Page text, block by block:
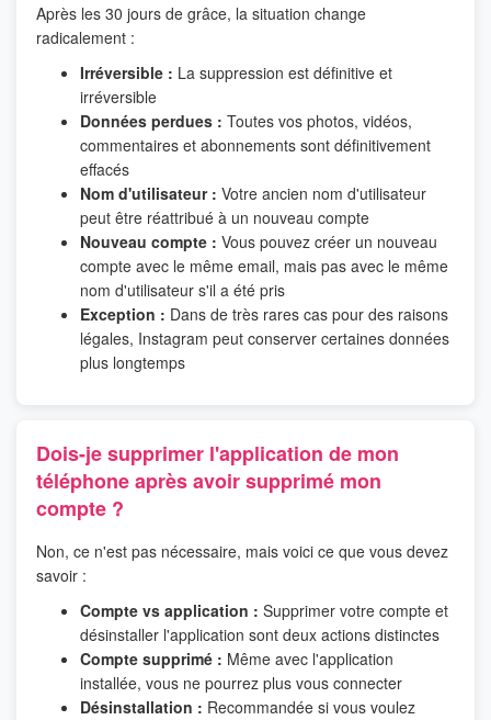
Après les 30 jours de grâce, la situation change
radicalement :
Irréversible : La suppression est définitive et
irréversible
Données perdues : Toutes vos photos, vidéos,
commentaires et abonnements sont définitivement
effacés
Nom d'utilisateur : Votre ancien nom d'utilisateur
peut être réattribué à un nouveau compte
Nouveau compte : Vous pouvez créer un nouveau
compte avec le même email, mais pas avec le même
nom d'utilisateur s'il a été pris
Exception : Dans de très rares cas pour des raisons
légales, Instagram peut conserver certaines données
plus longtemps
Dois-je supprimer l'application de mon
téléphone après avoir supprimé mon
compte ?
Non, ce n'est pas nécessaire, mais voici ce que vous devez
savoir :
Compte vs application : Supprimer votre compte et
désinstaller l'application sont deux actions distinctes
Compte supprimé : Même avec l'application
installée, vous ne pourrez plus vous connecter
Désinstallation : Recommandée si vous voulez